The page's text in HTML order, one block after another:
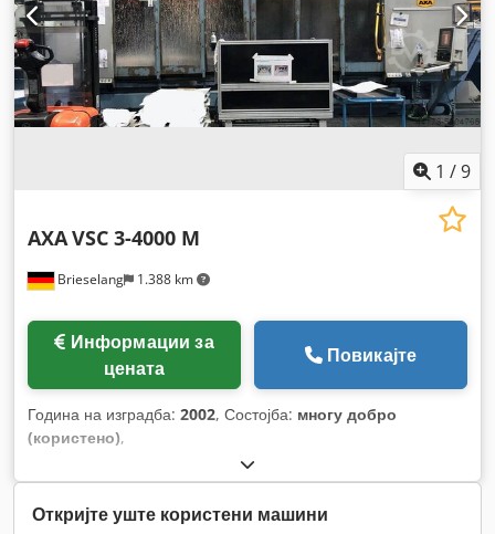
1 /9
Brieselang 1.388 km
AXAVSC 3-4000 M
цената
Повикајте
Година на изградба: 2002, Состојба: многу добро
(користено),
Откријте уште користени машини